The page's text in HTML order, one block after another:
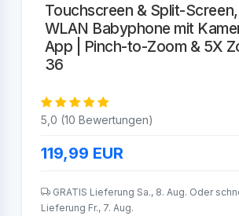
Touchscreen & Split-
WLAN Babyphone mit
App | Pinch-to-Zoom & 5X
36
5,0 (10 Bewertungen)
119,99 EUR
GRATIS Lieferung Sa., 8. Aug. Oder
Lieferung Fr., 7. Aug.